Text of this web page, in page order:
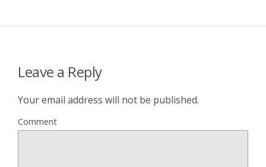
Leave a Reply
Your email address will not be published.
Comment